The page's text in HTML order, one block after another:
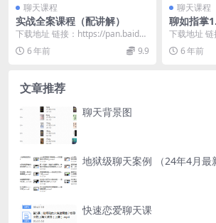
聊天课程
实战全案课程（配讲解）
下载地址 链接：https://pan.baidu.
com/s/1pshj0Qc...
6 年前 9.9
聊天课程
聊如指掌
下载地址
com/s/
6 年前
文章推荐
聊天背景图
地狱级聊天案例 （24年4月最
快速恋爱聊天课